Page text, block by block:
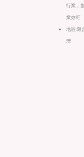
行業，
業亦可
地區:限
灣